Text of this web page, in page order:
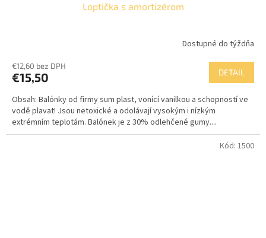
Loptička s amortizérom
Dostupné do týždňa
€12,60 bez DPH
€15,50 DETAIL
Obsah: Balónky od firmy sum plast, vonící vanilkou a schopností ve
vodě plavat! Jsou netoxické a odolávají vysokým i nízkým
extrémním teplotám. Balónek je z 30% odlehčené gumy....
Kód: 1500